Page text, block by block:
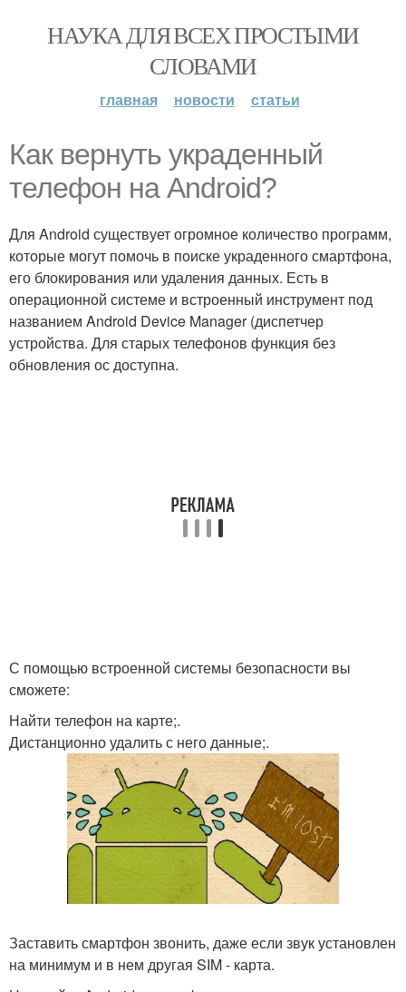
НАУКА ДЛЯ ВСЕХ ПРОСТЫМИ
СЛОВАМИ
главная новости статьи
Как вернуть украденный
телефон на Android?
Для Android существует огромное количество программ,
которые могут помочь в поиске украденного смартфона,
его блокирования или удаления данных. Есть в
операционной системе и встроенный инструмент под
названием Android Device Manager (диспетчер
устройства. Для старых телефонов функция без
обновления ос доступна.
С помощью встроенной системы безопасности вы
сможете:
Найти телефон на карте;.
Дистанционно удалить с него данные;.
Заставить смартфон звонить, даже если звук установлен
на минимум и в нем другая SIM - карта.